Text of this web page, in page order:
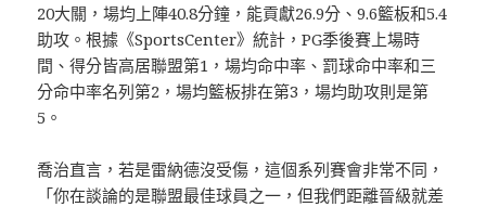
20大關，場均上陣40.8分鐘，能貢獻26.9分、9.6籃板和5.4
助攻。根據《SportsCenter》統計，PG季後賽上場時
間、得分皆高居聯盟第1，場均命中率、罰球命中率和三
分命中率名列第2，場均籃板排在第3，場均助攻則是第
5。
喬治直言，若是雷納德沒受傷，這個系列賽會非常不同，
「你在談論的是聯盟最佳球員之一，但我們距離晉級就差